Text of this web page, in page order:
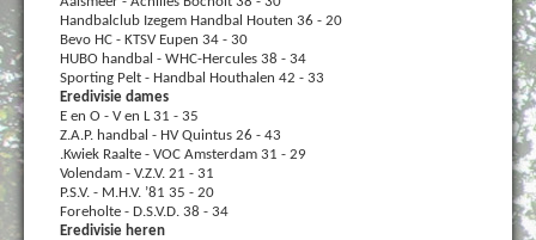
Handbalclub Izegem Handbal Houten 36 - 20
Bevo HC - KTSV Eupen 34 - 30
HUBO handbal - WHC-Hercules 38 - 34
Sporting Pelt - Handbal Houthalen 42 - 33
Eredivisie dames
E en O - V en L 31 - 35
Z.A.P. handbal - HV Quintus 26 - 43
.Kwiek Raalte - VOC Amsterdam 31 - 29
Volendam - V.Z.V. 21 - 31
P.S.V. - M.H.V. ’81 35 - 20
Foreholte - D.S.V.D. 38 - 34
Eredivisie heren